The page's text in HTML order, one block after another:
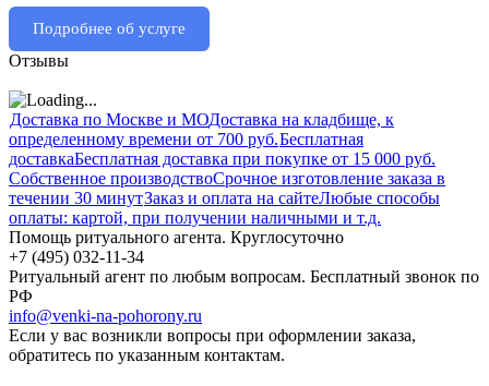
Подробнее об услуге
Отзывы
Доставка по Москве и МОДоставка на кладбище, к
определенному времени от 700 руб.Бесплатная
доставкаБесплатная доставка при покупке от 15 000 руб.
Собственное производствоСрочное изготовление заказа в
течении 30 минутЗаказ и оплата на сайтеЛюбые способы
оплаты: картой, при получении наличными и т.д.
Помощь ритуального агента. Круглосуточно
+7 (495) 032-11-34
Ритуальный агент по любым вопросам. Бесплатный звонок по
РФ
info@venki-na-pohorony.ru
Если у вас возникли вопросы при оформлении заказа,
обратитесь по указанным контактам.